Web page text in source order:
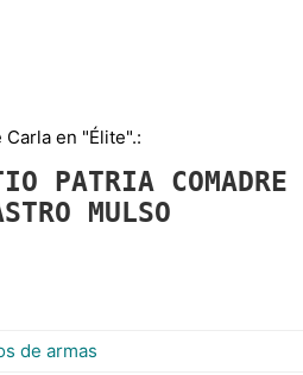
en "Élite".:
PATRIA COMADRE
MULSO
de armas